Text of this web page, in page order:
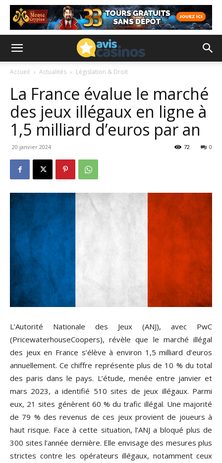
Accueil Actualités Législation & Droit
La France évalue le marché
des jeux illégaux en ligne à
1,5 milliard d’euros par an
20 janvier 2024 0
72
L’Autorité Nationale des Jeux (ANJ), avec PwC
(PricewaterhouseCoopers), révèle que le marché illégal
des jeux en France s’élève à environ 1,5 milliard d’euros
annuellement. Ce chiffre représente plus de 10 % du total
des paris dans le pays. L’étude, menée entre janvier et
mars 2023, a identifié 510 sites de jeux illégaux. Parmi
eux, 21 sites génèrent 60 % du trafic illégal. Une majorité
de 79 % des revenus de ces jeux provient de joueurs à
haut risque. Face à cette situation, l’ANJ a bloqué plus de
300 sites l’année dernière. Elle envisage des mesures plus
strictes contre les opérateurs illégaux, notamment ceux